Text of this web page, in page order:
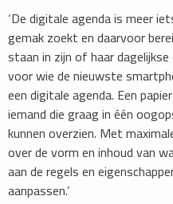
‘De digitale agenda is meer
gemak zoekt en daarvoor
staan in zijn of haar
voor wie de nieuwste
een digitale agenda. Een
iemand die graag in één
kunnen overzien. Met
over de vorm en inhoud van
aan de regels en
aanpassen.’